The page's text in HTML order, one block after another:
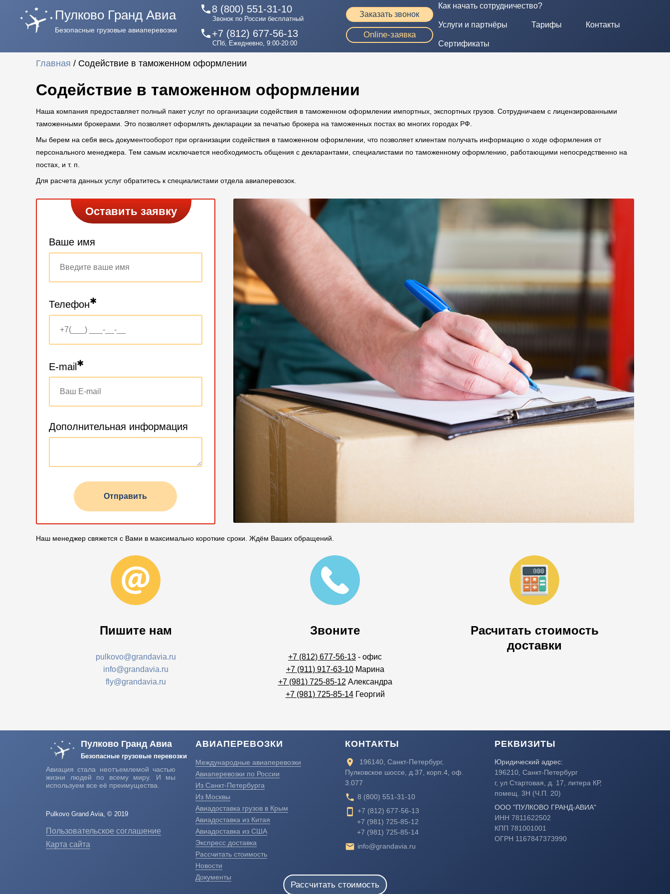
Пулково Гранд Авиа
Безопасные грузовые авиаперевозки
phone8 (800) 551-31-10
Звонок по России бесплатный
phone+7 (812) 677-56-13
СПб, Ежедневно, 9:00-20:00
Заказать звонок
Online-заявка
Как начать сотрудничество?
Услуги и партнёры Тарифы Контакты
Сертификаты
Главная / Содействие в таможенном оформлении
Содействие в таможенном оформлении
Наша компания предоставляет полный пакет услуг по организации содействия в таможенном оформлении импортных, экспортных грузов. Сотрудничаем с лицензированными
таможенными брокерами. Это позволяет оформлять декларации за печатью брокера на таможенных постах во многих городах РФ.
Мы берем на себя весь документооборот при организации содействия в таможенном оформлении, что позволяет клиентам получать информацию о ходе оформления от
персонального менеджера. Тем самым исключается необходимость общения с декларантами, специалистами по таможенному оформлению, работающими непосредственно на
постах, и т. п.
Для расчета данных услуг обратитесь к специалистами отдела авиаперевозок.
Оставить заявку
Ваше имя
Телефон✱
E-mail✱
Дополнительная информация
Отправить
Наш менеджер свяжется с Вами в максимально короткие сроки. Ждём Ваших обращений.
Пишите нам
pulkovo@grandavia.ru
info@grandavia.ru
fly@grandavia.ru
Звоните
+7 (812) 677-56-13 - офис
+7 (911) 917-63-10Марина
+7 (981) 725-85-12 Александра
+7 (981) 725-85-14Георгий
Расчитать стоимость
доставки
Пулково Гранд Авиа
Безопасные грузовые перевозки
Авиация стала неотъемлемой частью
жизни людей по всему миру. И мы
используем все её преимущества.
Pulkovo Grand Avia, © 2019
Пользовательское соглашение
Карта сайта
АВИАПЕРЕВОЗКИ
Международные авиаперевозки
Авиаперевозки по России
Из Санкт-Петербурга
Из Москвы
Авиадоставка грузов в Крым
Авиадоставка из Китая
Авиадоставка из США
Экспресс доставка
Рассчитать стоимость
Новости
Документы
КОНТАКТЫ
room
196140 Санкт-Петербург,
Пулковское шоссе, д.37, корп.4 , оф.
3.077
local_phone 8 (800) 551-31-10
stay_current_portrait
+7 (812) 677-56-13
+7 (981) 725-85-12
+7 (981) 725-85-14
mail info@grandavia.ru
РЕКВИЗИТЫ
Юридический адрес:
196210, Санкт-Петербург
г, ул Стартовая, д. 17, литера КР,
помещ. 3Н (Ч.П. 20)
ООО "ПУЛКОВО ГРАНД-АВИА"
ИНН 7811622502
КПП 781001001
ОГРН 1167847373990
Рассчитать стоимость